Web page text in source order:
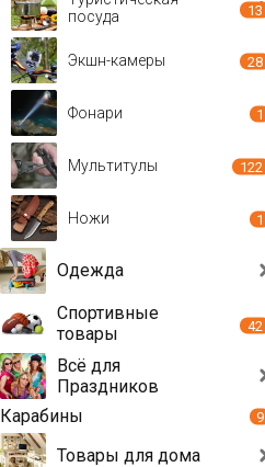
посуда
13
Экшн-камеры 28
Фонари 1
Мультитулы 122
Ножи 1
Одежда
Спортивные
товары
42
Всё для
Праздников
Карабины
9
Товары для дома